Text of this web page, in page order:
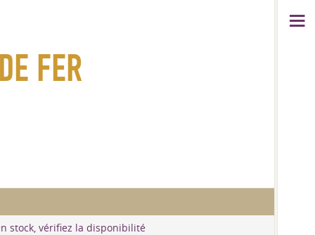
FER
stock, vérifiez la disponibilité